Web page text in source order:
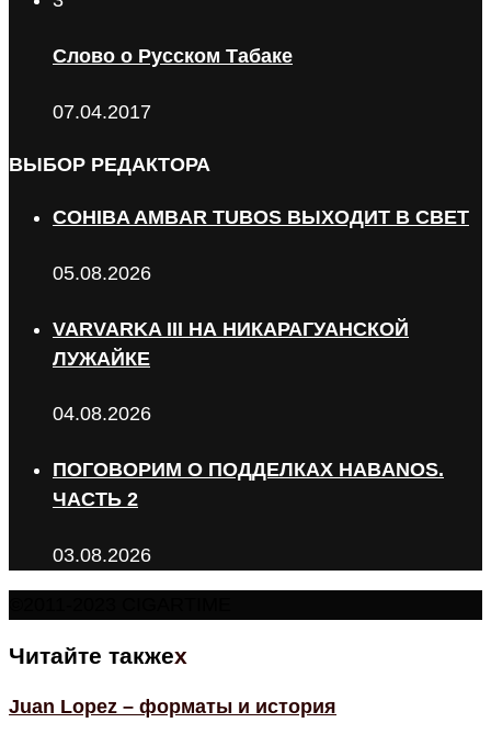
Слово о Русском Табаке
07.04.2017
ВЫБОР РЕДАКТОРА
COHIBA AMBAR TUBOS ВЫХОДИТ В СВЕТ
05.08.2026
VARVARKA III НА НИКАРАГУАНСКОЙ
ЛУЖАЙКЕ
04.08.2026
ПОГОВОРИМ О ПОДДЕЛКАХ HABANOS.
ЧАСТЬ 2
03.08.2026
Читайте такжеx
Juan Lopez – форматы и история